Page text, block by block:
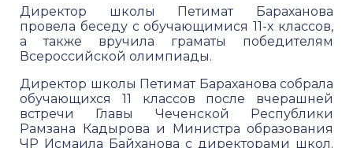
Директор школы Петимат Бараханова
провела беседу с обучающимися 11-х классов,
а также вручила граматы победителям
Всероссийской олимпиады.
Директор школы Петимат Бараханова собрала
обучающихся 11 классов после вчерашней
встречи Главы Чеченской Республики
Рамзана Кадырова и Министра образования
ЧР Исмаила Байханова с директорами школ.